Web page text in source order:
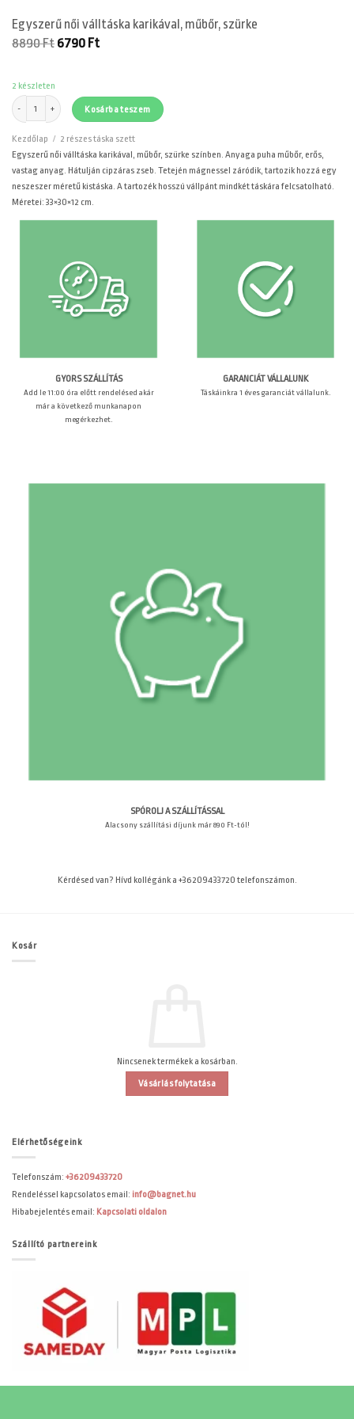
Egyszerű női válltáska karikával, műbőr, szürke
8890Ft Original
6790 FtCurrent
2 készleten
Egyszerű női válltáska karikával, műbőr, szürke mennyiség
Kosárba teszem
Kezdőlap / 2 részes táska szett
Egyszerű női válltáska karikával, műbőr, szürke színben. Anyaga puha műbőr, erős,
vastag anyag. Hátulján cipzáras zseb. Tetején mágnessel záródik, tartozik hozzá egy
neszeszer méretű kistáska. A tartozék hosszú vállpánt mindkét táskára felcsatolható.
Méretei: 33×30×12 cm.
GYORS SZÁLLÍTÁS
Add le 11:00 óra előtt rendelésed akár
már a következő munkanapon
megérkezhet.
GARANCIÁT VÁLLALUNK
Táskáinkra 1 éves garanciát vállalunk.
SPÓROLJ A SZÁLLÍTÁSSAL
Alacsony szállítási díjunk már 890 Ft-tól!
Kérdésed van? Hívd kollégánk a +36209433720 telefonszámon.
Kosár
Nincsenek termékek a kosárban.
Vásárlás folytatása
Elérhetőségeink
Telefonszám: +36209433720
Rendeléssel kapcsolatos email: info@bagnet.hu
Hibabejelentés email: Kapcsolati oldalon
Szállító partnereink